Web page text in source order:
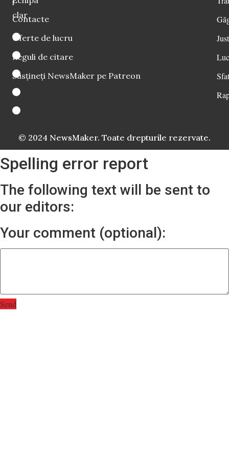
clar
Contacte
Oferte de lucru
Reguli de citare
Susțineți NewsMaker pe Patreon
© 2024 NewsMaker. Toate drepturile rezervate.
Spelling error report
The following text will be sent to
our editors:
Your comment (optional):
Send